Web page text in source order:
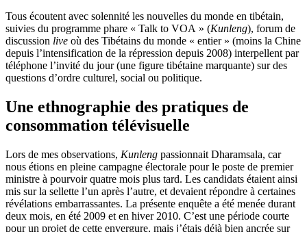
Tous écoutent avec solennité les nouvelles du monde en tibétain,
suivies du programme phare « Talk to VOA » (Kunleng), forum de
discussion live où des Tibétains du monde « entier » (moins la Chine
depuis l’intensification de la répression depuis 2008) interpellent par
téléphone l’invité du jour (une figure tibétaine marquante) sur des
questions d’ordre culturel, social ou politique.
Une ethnographie des pratiques de
consommation télévisuelle
Lors de mes observations, Kunleng passionnait Dharamsala, car
nous étions en pleine campagne électorale pour le poste de premier
ministre à pourvoir quatre mois plus tard. Les candidats étaient ainsi
mis sur la sellette l’un après l’autre, et devaient répondre à certaines
révélations embarrassantes. La présente enquête a été menée durant
deux mois, en été 2009 et en hiver 2010. C’est une période courte
pour un projet de cette envergure, mais j’étais déjà bien ancrée sur